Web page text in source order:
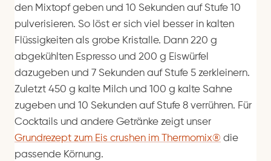
den Mixtopf geben und 10 Sekunden auf Stufe 10
pulverisieren. So löst er sich viel besser in kalten
Flüssigkeiten als grobe Kristalle. Dann 220 g
abgekühlten Espresso und 200 g Eiswürfel
dazugeben und 7 Sekunden auf Stufe 5 zerkleinern.
Zuletzt 450 g kalte Milch und 100 g kalte Sahne
zugeben und 10 Sekunden auf Stufe 8 verrühren. Für
Cocktails und andere Getränke zeigt unser
Grundrezept zum Eis crushen im Thermomix® die
passende Körnung.